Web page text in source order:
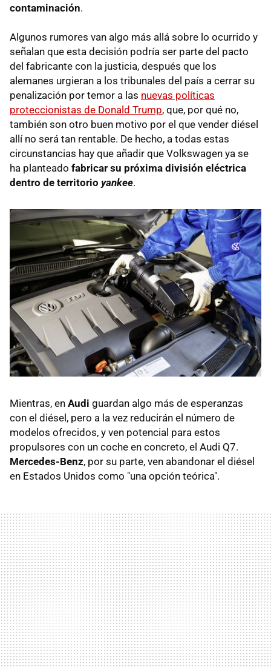
contaminación.
Algunos rumores van algo más allá sobre lo ocurrido y
señalan que esta decisión podría ser parte del pacto
del fabricante con la justicia, después que los
alemanes urgieran a los tribunales del país a cerrar su
penalización por temor a las nuevas políticas
proteccionistas de Donald Trump, que, por qué no,
también son otro buen motivo por el que vender diésel
allí no será tan rentable. De hecho, a todas estas
circunstancias hay que añadir que Volkswagen ya se
ha planteado fabricar su próxima división eléctrica
dentro de territorio yankee.
Mientras, en Audi guardan algo más de esperanzas
con el diésel, pero a la vez reducirán el número de
modelos ofrecidos, y ven potencial para estos
propulsores con un coche en concreto, el Audi Q7.
Mercedes-Benz, por su parte, ven abandonar el diésel
en Estados Unidos como "una opción teórica".